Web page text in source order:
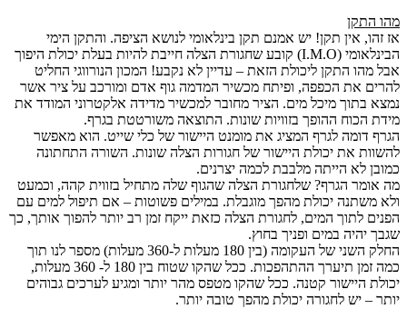
מהו התקן
אז זהו, אין תקן! יש אמנם תקן בינלאומי לנושא הציפה. והתקן הימי
הבינלאומי (I.M.O) קובע שחגורת הצלה חייבת להיות בעלת יכולת היפוך
אבל מהו התקן ליכולת הזאת – עדיין לא נקבע! המכון הנורווגי החליט
להרים את הכפפה, ופיתח מכשיר המדמה גוף אדם ומורכב על ציר אשר
נמצא בתוך מיכל מים. הציר מחובר למכשיר מדידה אלקטרוני המודד את
מידת הכוח ההופך בזוויות שונות. התוצאה משורטטת בגרף.
הגרף דומה לגרף המציג את מומנט היישור של כלי שייט. הוא מאפשר
להשוות את יכולת היישור של חגורות הצלה שונות. השורה התחתונה
כמובן לא הייתה מלבבת לכמה יצרנים.
מה אומר הגרף? שלחגורת הצלה שהגוף שלה מתחיל בזווית קהה, וכמעט
ולא משתנה יכולת מהפך מוגבלת. במילים פשוטות – אם תיפול למים עם
הפנים לתוך המים, לחגורת הצלה כזאת ייקח זמן רב יותר להפוך אותך, כך
שגבך יהיה במים ופניך בחוץ.
החלק השני של העקומה (בין 180 מעלות ל-360 מעלות) מספר לנו תוך
כמה זמן תיערך ההתהפכות. ככל שהקו שטוח בין 180 ל- 360 מעלות,
יכולת היישור קטנה. ככל שהקו מטפס מהר יותר ומגיע לערכים גבוהים
יותר – יש לחגורה יכולת מהפך טובה יותר.